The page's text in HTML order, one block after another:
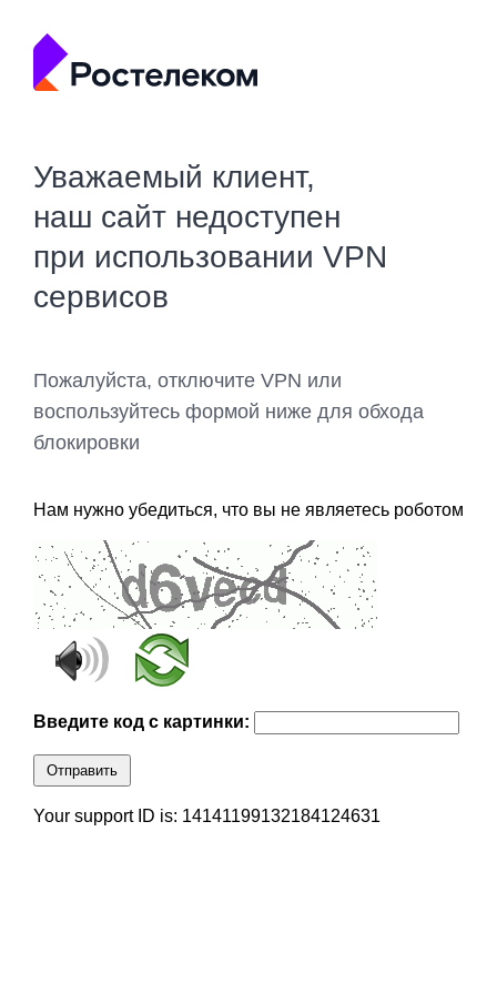
Уважаемый клиент,
наш сайт недоступен
при использовании VPN
сервисов
Пожалуйста, отключите VPN или
воспользуйтесь формой ниже для обхода
блокировки
Нам нужно убедиться, что вы не являетесь роботом
Введите код с картинки:
Отправить
Your support ID is: 14141199132184124631